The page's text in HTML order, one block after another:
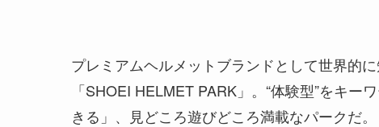
プレミアムヘルメットブランドとして世界的
「SHOEI HELMET PARK」。“体験型”をキ
きる」、見どころ遊びどころ満載なパークだ。